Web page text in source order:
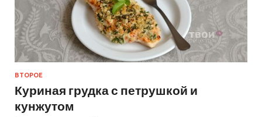
ВТОРОЕ
Куриная грудка с петрушкой и
кунжутом